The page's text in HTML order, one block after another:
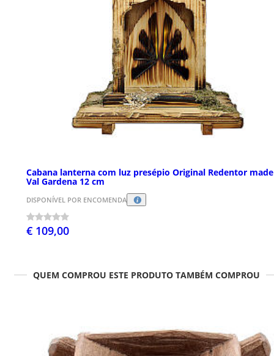
Cabana lanterna com luz presépio Original Redentor
Val Gardena 12 cm
DISPONÍVEL POR ENCOMENDA
€ 109,00
QUEM COMPROU ESTE PRODUTO TAMBÉM COMPROU